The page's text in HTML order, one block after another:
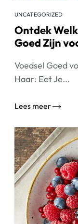
UNCATEGORIZED
Ontdek
Goed Zijn
Voedsel Goed
Haar: Eet Je...
Lees meer